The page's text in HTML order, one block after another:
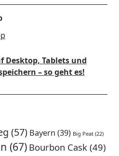
Desktop, Tablets und
– so geht es!
(57) Bayern (39) Big Peat(22)
(67) Bourbon Cask(49)